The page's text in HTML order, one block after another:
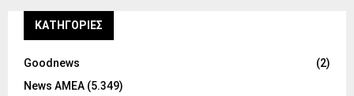
KΑΤΗΓΟΡΊΕΣ
Goodnews
(2)
News ΑΜΕΑ (5.349)